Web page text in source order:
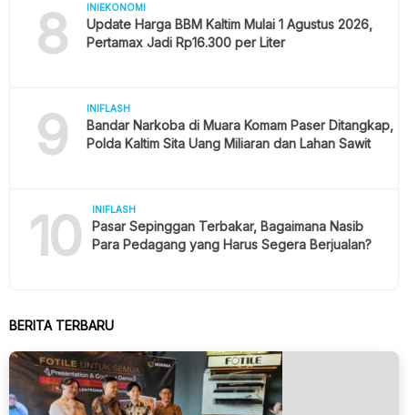
8 INIEKONOMI
Update Harga BBM Kaltim Mulai 1 Agustus 2026,
Pertamax Jadi Rp16.300 per Liter
9 INIFLASH
Bandar Narkoba di Muara Komam Paser Ditangkap,
Polda Kaltim Sita Uang Miliaran dan Lahan Sawit
10 INIFLASH
Pasar Sepinggan Terbakar, Bagaimana Nasib
Para Pedagang yang Harus Segera Berjualan?
BERITA TERBARU